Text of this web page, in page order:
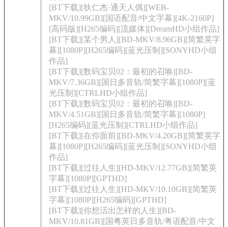
[BT下载][狄仁杰·通天人偶][WEB-
MKV/10.99GB][国语配音/中文字幕][4K-2160P]
[高码版][H265编码][流媒体][DreamHD小组作品]
[BT下载][某个男人][BD-MKV/8.96GB][简繁英字
幕][1080P][H265编码][蓝光压制][SONYHD小组
作品]
[BT下载][数码宝贝02：最初的召唤][BD-
MKV/7.36GB][国日多音轨/简繁字幕][1080P][蓝
光压制][CTRLHD小组作品]
[BT下载][数码宝贝02：最初的召唤][BD-
MKV/4.51GB][国日多音轨/简繁字幕][1080P]
[H265编码][蓝光压制][CTRLHD小组作品]
[BT下载][在你面前][BD-MKV/4.20GB][简繁英字
幕][1080P][H265编码][蓝光压制][SONYHD小组
作品]
[BT下载][过往人生][HD-MKV/12.77GB][简繁英
字幕][1080P][GPTHD]
[BT下载][过往人生][HD-MKV/10.10GB][简繁英
字幕][1080P][H265编码][GPTHD]
[BT下载][你想活出怎样的人生][BD-
MKV/10.81GB][国粤英日多音轨/粤语配音/中文